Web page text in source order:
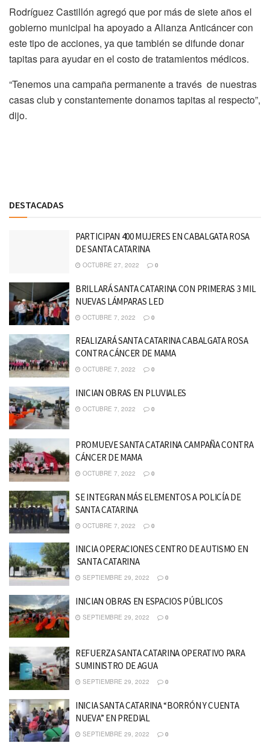
Rodríguez Castillón agregó que por más de siete años el
gobierno municipal ha apoyado a Alianza Anticáncer con
este tipo de acciones, ya que también se difunde donar
tapitas para ayudar en el costo de tratamientos médicos.
“Tenemos una campaña permanente a través de nuestras
casas club y constantemente donamos tapitas al respecto”,
dijo.
DESTACADAS
PARTICIPAN 400 MUJERES EN CABALGATA ROSA
DE SANTA CATARINA
OCTUBRE 27, 2022 0
BRILLARÁ SANTA CATARINA CON PRIMERAS 3 MIL
NUEVAS LÁMPARAS LED
OCTUBRE 7, 2022 0
REALIZARÁ SANTA CATARINA CABALGATA ROSA
CONTRA CÁNCER DE MAMA
OCTUBRE 7, 2022 0
INICIAN OBRAS EN PLUVIALES
OCTUBRE 7, 2022 0
PROMUEVE SANTA CATARINA CAMPAÑA CONTRA
CÁNCER DE MAMA
OCTUBRE 7, 2022 0
SE INTEGRAN MÁS ELEMENTOS A POLICÍA DE
SANTA CATARINA
OCTUBRE 7, 2022 0
INICIA OPERACIONES CENTRO DE AUTISMO EN
SANTA CATARINA
SEPTIEMBRE 29, 2022 0
INICIAN OBRAS EN ESPACIOS PÚBLICOS
SEPTIEMBRE 29, 2022 0
REFUERZA SANTA CATARINA OPERATIVO PARA
SUMINISTRO DE AGUA
SEPTIEMBRE 29, 2022 0
INICIA SANTA CATARINA “BORRÓN Y CUENTA
NUEVA” EN PREDIAL
SEPTIEMBRE 29, 2022 0